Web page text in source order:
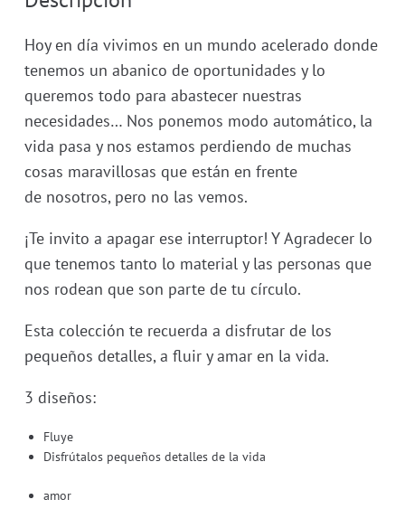
Hoy en día vivimos en un mundo acelerado donde
tenemos un abanico de oportunidades y lo
queremos todo para abastecer nuestras
necesidades… Nos ponemos modo automático, la
vida pasa y nos estamos perdiendo de muchas
cosas maravillosas que están en frente
de nosotros, pero no las vemos.
¡Te invito a apagar ese interruptor! Y Agradecer lo
que tenemos tanto lo material y las personas que
nos rodean que son parte de tu círculo.
Esta colección te recuerda a disfrutar de los
pequeños detalles, a fluir y amar en la vida.
3 diseños:
Fluye
Disfrútalos pequeños detalles de la vida
amor